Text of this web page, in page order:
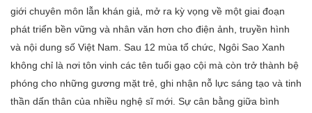
giới chuyên môn lẫn khán giả, mở ra kỳ vọng về một giai đoạn
phát triển bền vững và nhân văn hơn cho điện ảnh, truyền hình
và nội dung số Việt Nam. Sau 12 mùa tổ chức, Ngôi Sao Xanh
không chỉ là nơi tôn vinh các tên tuổi gạo cội mà còn trở thành bệ
phóng cho những gương mặt trẻ, ghi nhận nỗ lực sáng tạo và tinh
thần dấn thân của nhiều nghệ sĩ mới. Sự cân bằng giữa bình